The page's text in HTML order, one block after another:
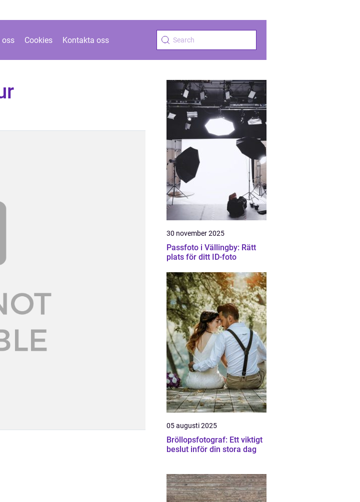
oss Cookies Kontakta oss
30 november 2025
Passfoto i Vällingby: Rätt
plats för ditt ID-foto
05 augusti 2025
Bröllopsfotograf: Ett viktigt
beslut inför din stora dag